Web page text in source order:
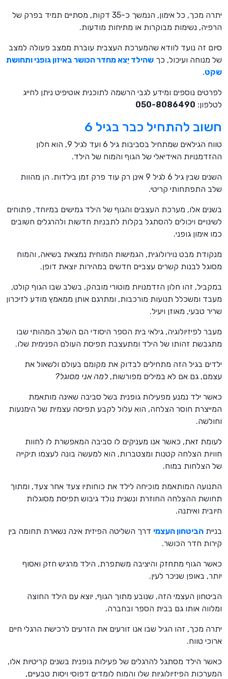
יתרה מכך, כל אימון, הנמשך כ-35 דקות, מסתיים תמיד בפרק של
הרפיה, נשימות מבוקרות או מתיחות מודעות.
סיום זה נועד לוודא שהמערכת העצבית עוברת ממצב פעולה למצב
של מנוחה ועיכול, כך שהילד יֵצא מחדר הכושר באיזון גופני ותחושת
שקט.
לפרטים נוספים ומידע לגבי הרשמה לתוכנית אוטיפיט ניתן לחייג
לטלפון: 050-8086490
חשוב להתחיל כבר בגיל 6
טווח הגילאים שמתחיל בסביבות גיל 6 ועד לגיל 9, הוא חלון
ההזדמנויות האידיאלי של הגוף והמוח של הילד.
השנים שבין גיל 6 לגיל 9 אינן רק עוד פרק זמן בילדות. הן מהוות
שלב התפתחותי קריטי.
בשנים אלו, מערכת העצבים והגוף של הילד גמישים במיוחד, פתוחים
לשינויים ויכולים להסתגל בקלות לתבניות חדשות ולהרגלים חשובים
כמו אימון גופני.
מנקודת מבט נוירולוגית, הגמישות המוחית נמצאת בשיאה, והמוח
מסוגל לבנות קשרים עצביים חדשים במהירות יוצאת דופן.
במקביל, זהו חלון הזדמנויות מוטורי מובהק, בשלב שבו הגוף קולט,
מעבד ומשכלל תנועות מורכבות, ומתרגם אותן ממאמץ מודע לזיכרון
שריר טבעי, מאוזן ויעיל.
מעבר לפיזיולוגיה, גילאי בית הספר היסודי הם השלב המהותי שבו
מתגבשת זהותו של הילד ומתעצבת תפיסת העולם הפנימית שלו.
ילדים בגיל הזה מתחילים לבדוק את מקומם בעולם ולשאול את
עצמם, גם אם לא במילים מפורשות, למה אני מסוגל?
כאשר ילד נמנע מפעילות גופנית בשל סביבה שאינה מותאמת
המייצרת חוסר הצלחה, הוא עלול לקבע תפיסה עצמית של הימנעות
וחולשה.
לעומת זאת, כאשר אנו מעניקים לו סביבה המאפשרת לו לחוות
חוויות הצלחה קטנות ומצטברות, הוא למעשה בונה לעצמו תיקייה
של הצלחות במוח.
התנועה המותאמת מוכיחה לילד את כוחותיו צעד אחר צעד, ומתוך
תחושת ההצלחה החוזרת ונשנית נולד גיבוש תפיסת מסוגלות
חיובית ואיתנה.
בניית הביטחון העצמי דרך השליטה הפיזית אינה נשארת תחומה בין
קירות חדר הכושר.
כאשר הגוף מתחזק והיציבה משתפרת, הילד מרגיש חזק ואסוף
יותר, באופן שניכר לעין.
הביטחון העצמי הזה, שנובע מתוך הגוף, יוצא עם הילד החוצה
ומלווה אותו גם בבית הספר ובחברה.
יתרה מכך, זהו הגיל שבו אנו זורעים את הזרעים לרכישת הרגלי חיים
ארוכי טווח.
כאשר הילד מסתגל להרגלים של פעילות גופנית בשנים קריטיות אלו,
המערכות הפיזיולוגיות שלו והמוח לומדים דפוסי ויסות טבעיים,